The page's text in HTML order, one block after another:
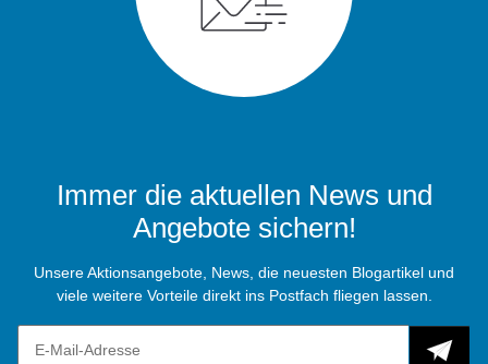
Immer die aktuellen News und
Angebote sichern!
Unsere Aktionsangebote, News, die neuesten Blogartikel und
viele weitere Vorteile direkt ins Postfach fliegen lassen.